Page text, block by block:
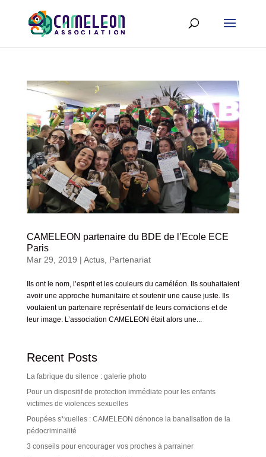
CAMELEON partenaire du BDE de l’Ecole ECE
Paris
Mar 29, 2019 | Actus, Partenariat
Ils ont le nom, l’esprit et les couleurs du caméléon. Ils souhaitaient
avoir une approche humanitaire et soutenir une cause juste. Ils
voulaient un partenaire représentatif de leurs convictions et de
leur image. L’association CAMELEON était alors une...
Recent Posts
La fabrique du silence : galerie photo
Pour un dispositif de protection immédiate pour les enfants
victimes de violences sexuelles
Poupées s*xuelles : CAMELEON dénonce la banalisation de la
pédocriminalité
3 conseils pour encourager vos proches à parrainer